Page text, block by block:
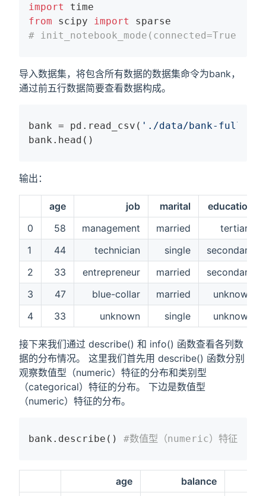
import
from scipy import
# init_notebook_mode(connected=True)
导入数据集，将包含所有数据的数据集命令为bank，
通过前五行数据简要查看数据构成。
bank = pd.read_csv( './data/bank-
bank.head()
输出：
age job marital
education
0
58 management married
tertiary
1
44 technician single
secondary
2
33 entrepreneur married
secondary
3
47 blue-collar married
unknown
4
33 unknown single unknown
接下来我们通过 describe() 和 info() 函数查看各列数
据的分布情况。 这里我们首先用 describe() 函数分别
观察数值型（numeric）特征的分布和类别型
（categorical）特征的分布。 下边是数值型
（numeric）特征的分布。
bank.describe() #数值型（numeric）特征数据
age
balance